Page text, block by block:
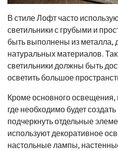
В стиле Лофт часто
светильники с грубыми и
быть выполнены из металла,
натуральных материалов.
светильники должны быть
осветить большое
Кроме основного освещения,
где необходимо будет
подчеркнуть отдельные
используют декоративное
настольные лампы,